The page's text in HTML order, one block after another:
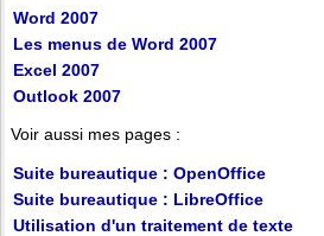
Word 2007
Les menus de Word 2007
Excel 2007
Outlook 2007
Voir aussi mes pages :
Suite bureautique : OpenOffice
Suite bureautique : LibreOffice
Utilisation d'un traitement de texte